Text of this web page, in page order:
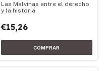
Las Malvinas entre el derecho
y la historia
€15,26